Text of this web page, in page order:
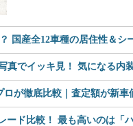
国産全12車種の居住性＆
真でイッキ見！ 気になる内
が徹底比較｜査定額が新
ード比較！ 最も高いのは